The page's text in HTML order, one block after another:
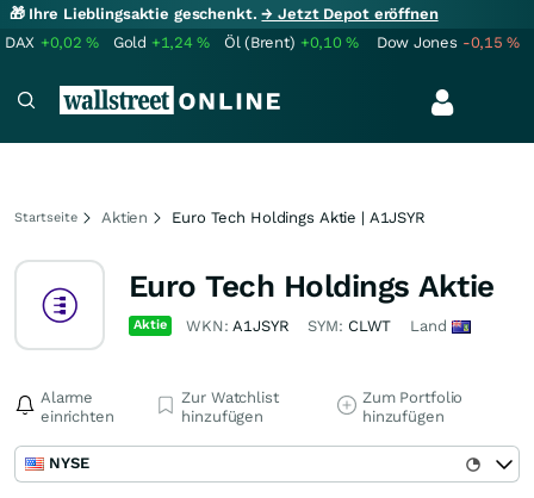
🎁 Ihre Lieblingsaktie geschenkt.→ Jetzt Depot eröffnen
DAX +0,02% Gold +1,24% Öl (Brent) +0,10% Dow Jones -0,15%
Startseite Aktien Euro Tech Holdings Aktie | A1JSYR
Euro Tech Holdings Aktie
Aktie WKN:A1JSYR SYM: CLWT Land
Alarme
einrichten
Zur Watchlist
hinzufügen
Zum Portfolio
hinzufügen
NYSE